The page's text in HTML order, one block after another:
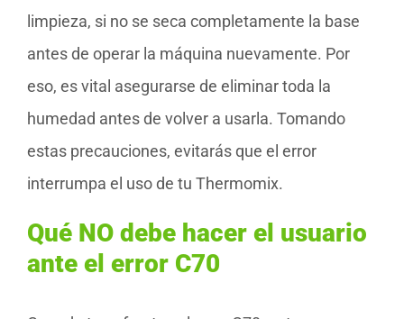
limpieza, si no se seca completamente la base
antes de operar la máquina nuevamente. Por
eso, es vital asegurarse de eliminar toda la
humedad antes de volver a usarla. Tomando
estas precauciones, evitarás que el error
interrumpa el uso de tu Thermomix.
Qué NO debe hacer el usuario
ante el error C70